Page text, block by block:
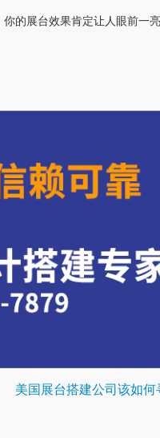
的展台效果肯定让人眼前一
美国展台搭建公司该如何